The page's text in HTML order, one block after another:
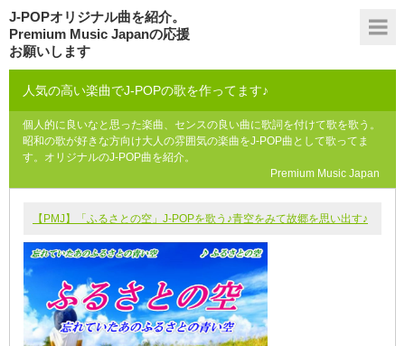
J-POPオリジナル曲を紹介。
Premium Music Japanの応援
お願いします
人気の高い楽曲でJ-POPの歌を作ってます♪
個人的に良いなと思った楽曲、センスの良い曲に歌詞を付けて歌を歌う。
昭和の歌が好きな方向け大人の雰囲気の楽曲をJ-POP曲として歌ってま
す。オリジナルのJ-POP曲を紹介。
Premium Music Japan
【PMJ】「ふるさとの空」J-POPを歌う♪青空をみて故郷を思い出す♪